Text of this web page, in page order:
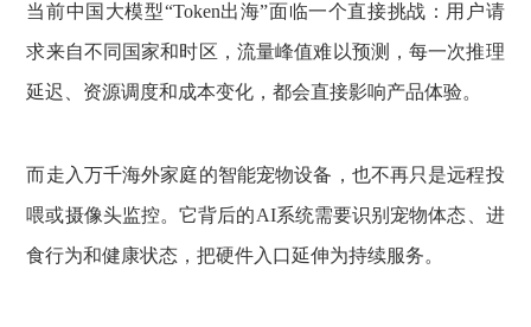
当前中国大模型“Token出海”面临一个直接挑战：用户请
求来自不同国家和时区，流量峰值难以预测，每一次推理
延迟、资源调度和成本变化，都会直接影响产品体验。
而走入万千海外家庭的智能宠物设备，也不再只是远程投
喂或摄像头监控。它背后的AI系统需要识别宠物体态、进
食行为和健康状态，把硬件入口延伸为持续服务。